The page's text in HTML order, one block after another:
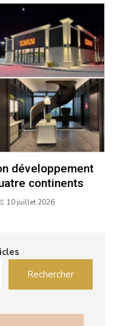
développement
continents
10 juillet 2026
Rechercher